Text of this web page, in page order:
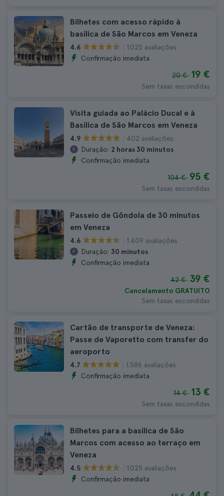
Bilhetes com acesso rápido à
basílica de São Marcos em Veneza
4.6
1.025 avaliações
Confirmação imediata
20 € 19 €
Sem taxas escondidas
Visita guiada ao Palácio Ducal e à
Basílica de São Marcos em Veneza
4.9
402 avaliações
Duração: 2 horas 30 minutos
Confirmação imediata
104 € 95 €
Sem taxas escondidas
Passeio de Gôndola de 30 minutos
em Veneza
4.6
1.409 avaliações
Duração: 30 minutos
Confirmação imediata
42 € 39 €
Cancelamento GRATUITO
Sem taxas escondidas
Cartão de transporte de Veneza:
Passe de Vaporetto com transfer do
aeroporto
4.7
1.586 avaliações
Confirmação imediata
14 € 13 €
Sem taxas escondidas
Bilhetes para a basílica de São
Marcos com acesso ao terraço em
Veneza
4.5
1.025 avaliações
Confirmação imediata